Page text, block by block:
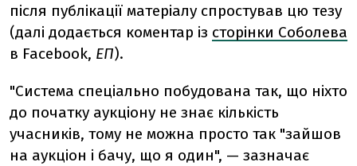
після публікації матеріалу спростував цю тезу
(далі додається коментар із сторінки Соболева
в Facebook, ЕП).
"Система спеціально побудована так, що ніхто
до початку аукціону не знає кількість
учасників, тому не можна просто так "зайшов
на аукціон і бачу, що я один", — зазначає